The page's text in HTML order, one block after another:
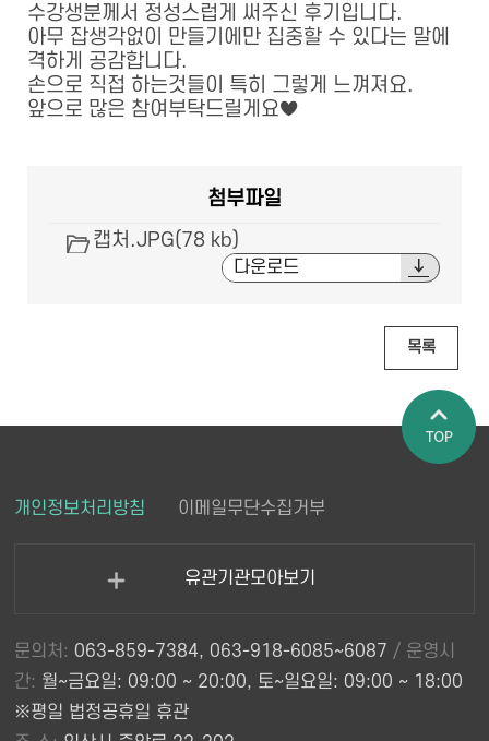
수강생분께서 정성스럽게 써주신 후기입니다.
아무 잡생각없이 만들기에만 집중할 수 있다는 말에
격하게 공감합니다.
손으로 직접 하는것들이 특히 그렇게 느껴져요.
앞으로 많은 참여부탁드릴게요♥
첨부파일
캡처.JPG(78 kb)
다운로드
목록
개인정보처리방침 이메일무단수집거부
유관기관모아보기
문의처: 063-859-7384, 063-918-6085~6087 / 운영시
간: 월~금요일: 09:00 ~ 20:00, 토~일요일: 09:00 ~ 18:00
※평일 법정공휴일 휴관